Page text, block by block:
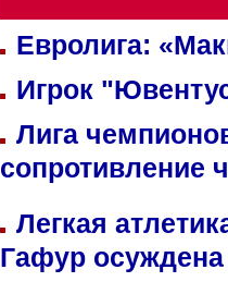
Евролига:
Игрок
Лига
сопротивление
Легкая
Гафур осуждена